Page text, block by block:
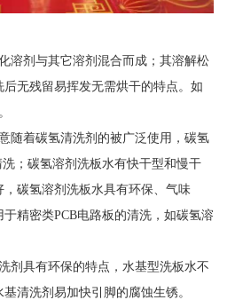
溶剂与其它溶剂混合而成；其溶解松
无残留易挥发无需烘干的特点。如
随着碳氢清洗剂的被广泛使用，碳氢
；碳氢溶剂洗板水有快干型和慢干
碳氢溶剂洗板水具有环保、气味
精密类PCB电路板的清洗，如碳氢溶
剂具有环保的特点，水基型洗板水不
清洗剂易加快引脚的腐蚀生锈。